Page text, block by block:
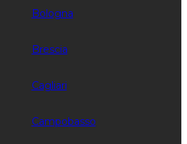
Bologna
Brescia
Cagliari
Campobasso